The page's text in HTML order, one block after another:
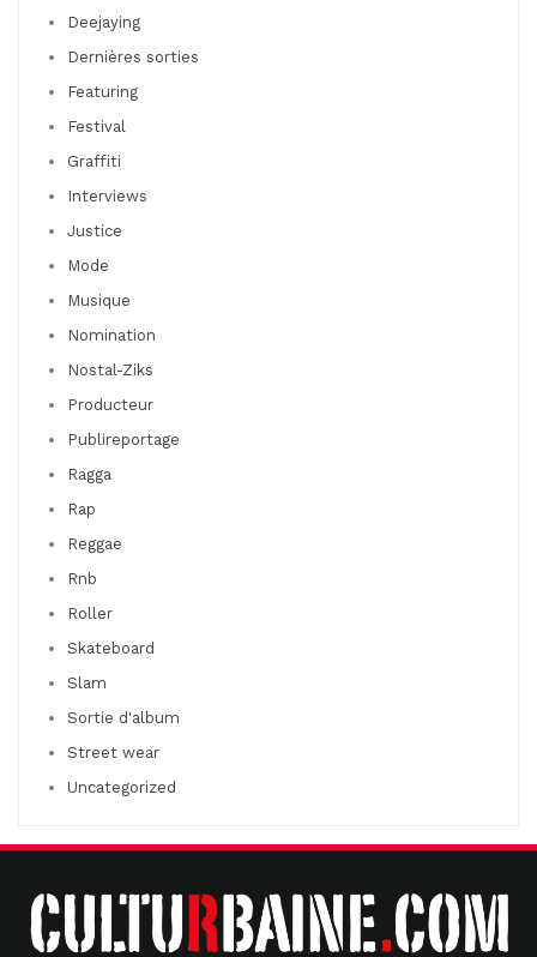
Deejaying
Dernières sorties
Featuring
Festival
Graffiti
Interviews
Justice
Mode
Musique
Nomination
Nostal-Ziks
Producteur
Publireportage
Ragga
Rap
Reggae
Rnb
Roller
Skateboard
Slam
Sortie d'album
Street wear
Uncategorized